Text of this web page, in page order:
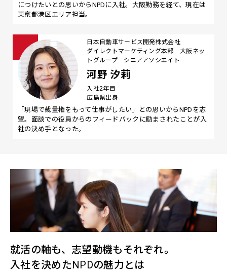
につけたいとの思いからNPDに入社。大阪勤務を経て、現在は
東京都港区エリア担当。
日本自動車サービス開発株式会社
ダイレクトマーケティング本部 大阪ネッ
トグループ シニアアソシエイト
河野 汐莉
入社2年目
広島県出身
「現場で裁量権をもって仕事がしたい」との思いからNPDを志
望。面談での役員からのフィードバックに励まされたことが入
社の決め手となった。
就活の軸も、志望動機もそれぞれ。
入社を決めたNPDの魅力とは